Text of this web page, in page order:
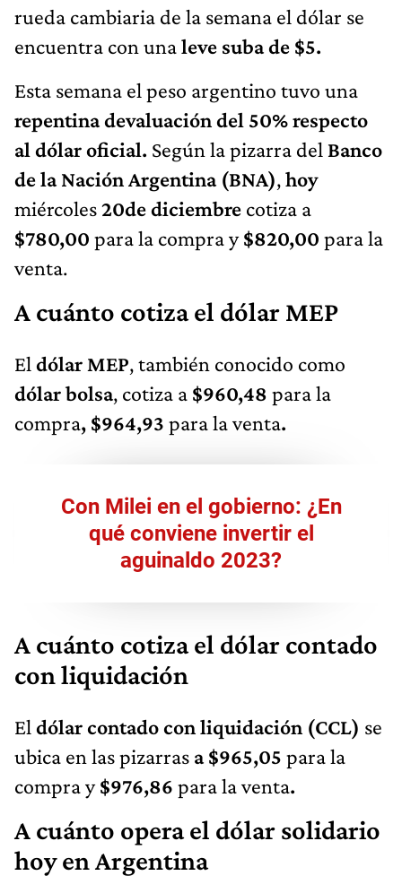
rueda cambiaria de la semana el dólar se
encuentra con unaleve suba de $5.
Esta semana el peso argentino tuvo una
repentina devaluación del 50% respecto
al dólar oficial. Según la pizarra del Banco
de la Nación Argentina (BNA),hoy
miércoles20de diciembre cotiza a
$780,00 para la compra y$820,00 para la
venta.
A cuánto cotiza el dólar MEP
El dólar MEP, también conocido como
dólar bolsa, cotiza a $960,48 para la
compra, $964,93 para la venta.
Con Milei en el gobierno: ¿En
qué conviene invertir el
aguinaldo 2023?
A cuánto cotiza el dólar contado
con liquidación
El dólar contado con liquidación (CCL) se
ubica en las pizarras a $965,05 para la
compra y$976,86 para la venta.
A cuánto opera el dólar solidario
hoy en Argentina